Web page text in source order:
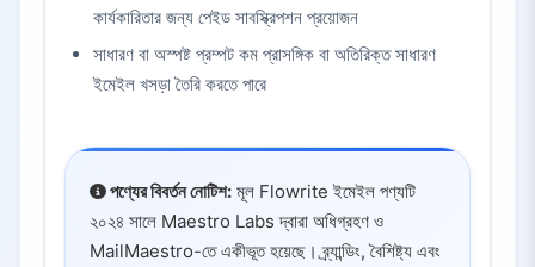
কার্যকারিতার জন্য পেইড সাবস্ক্রিপশন প্রয়োজন
সাধারণ বা অস্পষ্ট প্রম্পট কম প্রাসঙ্গিক বা অতিরিক্ত সাধারণ
ইমেইল খসড়া তৈরি করতে পারে
পণ্যের বিবর্তন নোটিশ:মূল Flowrite ইমেইল পণ্যটি
২০২৪ সালে Maestro Labs দ্বারা অধিগ্রহণ ও
MailMaestro-তে একীভূত হয়েছে। ব্র্যান্ডিং, বৈশিষ্ট্য এবং